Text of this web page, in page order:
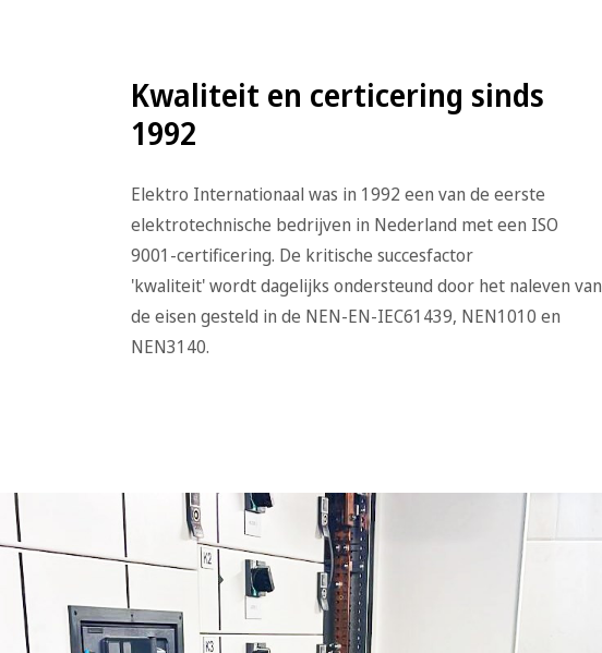
Kwaliteit en certificering sinds
1992
Elektro Internationaal was in 1992 een van de eerste
elektrotechnische bedrijven in Nederland met een ISO
9001-certificering. De kritische succesfactor
'kwaliteit' wordt dagelijks ondersteund door het naleven van
de eisen gesteld in de NEN-EN-IEC61439, NEN1010 en
NEN3140.